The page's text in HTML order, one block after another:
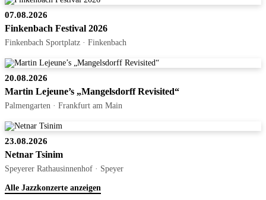
07.08.2026
Finkenbach Festival 2026
Finkenbach Sportplatz · Finkenbach
20.08.2026
Martin Lejeune’s „Mangelsdorff Revisited“
Palmengarten · Frankfurt am Main
23.08.2026
Netnar Tsinim
Speyerer Rathausinnenhof · Speyer
Alle Jazzkonzerte anzeigen